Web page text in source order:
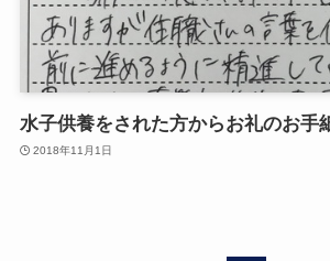
水子供養をされた方からお礼のお手
2018年11月1日